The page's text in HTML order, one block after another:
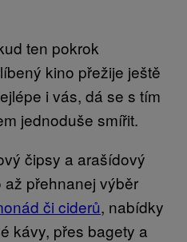
ten pokrok
kino přežije ještě
i vás, dá se s tím
jednoduše smířit.
čipsy a arašídový
přehnanej výběr
či ciderů, nabídky
kávy, přes bagety a